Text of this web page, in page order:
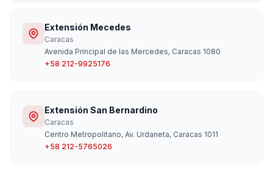
Extensión Mecedes
Caracas
Avenida Principal de las Mercedes, Caracas 1080
+58 212-9925176
Extensión San Bernardino
Caracas
Centro Metropolitano, Av. Urdaneta, Caracas 1011
+58 212-5765026